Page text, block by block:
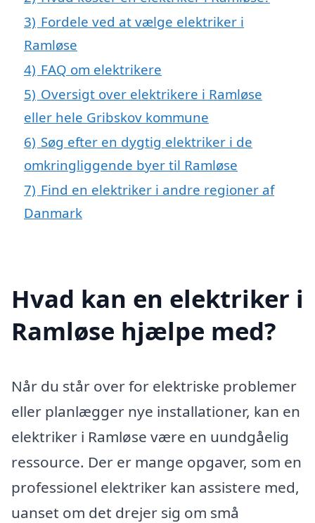
3) Fordele ved at vælge elektriker i
Ramløse
4) FAQ om elektrikere
5) Oversigt over elektrikere i Ramløse
eller hele Gribskov kommune
6) Søg efter en dygtig elektriker i de
omkringliggende byer til Ramløse
7) Find en elektriker i andre regioner af
Danmark
Hvad kan en elektriker i
Ramløse hjælpe med?
Når du står over for elektriske problemer
eller planlægger nye installationer, kan en
elektriker i Ramløse være en uundgåelig
ressource. Der er mange opgaver, som en
professionel elektriker kan assistere med,
uanset om det drejer sig om små